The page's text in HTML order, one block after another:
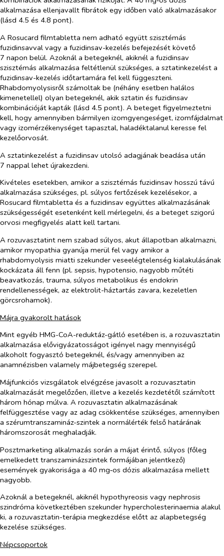
alkalmazása ellenjavallt fibrátok egy időben való alkalmazásakor
(lásd 4.5 és 4.8 pont).
A Rosucard filmtabletta nem adható együtt szisztémás
fuzidinsavval vagy a fuzidinsav-kezelés befejezését követő
7 napon belül. Azoknál a betegeknél, akiknél a fuzidinsav
szisztémás alkalmazása feltétlenül szükséges, a sztatinkezelést a
fuzidinsav-kezelés időtartamára fel kell függeszteni.
Rhabdomyolysisről számoltak be (néhány esetben halálos
kimenetellel) olyan betegeknél, akik sztatin és fuzidinsav
kombinációját kapták (lásd 4.5 pont). A beteget figyelmeztetni
kell, hogy amennyiben bármilyen izomgyengeséget, izomfájdalmat
vagy izomérzékenységet tapasztal, haladéktalanul keresse fel
kezelőorvosát.
A sztatinkezelést a fuzidinsav utolsó adagjának beadása után
7 nappal lehet újrakezdeni.
Kivételes esetekben, amikor a szisztémás fuzidinsav hosszú távú
alkalmazása szükséges, pl. súlyos fertőzések kezelésekor, a
Rosucard filmtabletta és a fuzidinsav együttes alkalmazásának
szükségességét esetenként kell mérlegelni, és a beteget szigorú
orvosi megfigyelés alatt kell tartani.
A rozuvasztatint nem szabad súlyos, akut állapotban alkalmazni,
amikor myopathia gyanúja merül fel vagy amikor a
rhabdomyolysis miatti szekunder veseelégtelenség kialakulásának
kockázata áll fenn (pl. sepsis, hypotensio, nagyobb műtéti
beavatkozás, trauma, súlyos metabolikus és endokrin
rendellenességek, az elektrolit-háztartás zavara, kezeletlen
görcsrohamok).
Májra gyakorolt hatások
Mint egyéb HMG-CoA-reduktáz-gátló esetében is, a rozuvasztatin
alkalmazása elővigyázatosságot igényel nagy mennyiségű
alkoholt fogyasztó betegeknél, és/vagy amennyiben az
anamnézisben valamely májbetegség szerepel.
Májfunkciós vizsgálatok elvégzése javasolt a rozuvasztatin
alkalmazását megelőzően, illetve a kezelés kezdetétől számított
három hónap múlva. A rozuvasztatin alkalmazásának
felfüggesztése vagy az adag csökkentése szükséges, amennyiben
a szérumtranszamináz-szintek a normálérték felső határának
háromszorosát meghaladják.
Posztmarketing alkalmazás során a májat érintő, súlyos (főleg
emelkedett transzaminázszintek formájában jelentkező)
események gyakorisága a 40 mg‑os dózis alkalmazása mellett
nagyobb.
Azoknál a betegeknél, akiknél hypothyreosis vagy nephrosis
szindróma következtében szekunder hypercholesterinaemia alakul
ki, a rozuvasztatin-terápia megkezdése előtt az alapbetegség
kezelése szükséges.
Népcsoportok